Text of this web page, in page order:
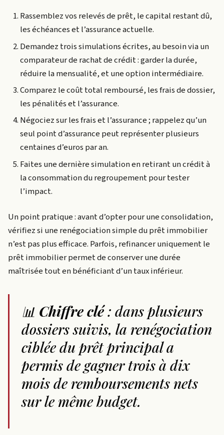
Rassemblez vos relevés de prêt, le capital restant dû,
les échéances et l’assurance actuelle.
Demandez trois simulations écrites, au besoin via un
comparateur de rachat de crédit : garder la durée,
réduire la mensualité, et une option intermédiaire.
Comparez le coût total remboursé, les frais de dossier,
les pénalités et l’assurance.
Négociez sur les frais et l’assurance ; rappelez qu’un
seul point d’assurance peut représenter plusieurs
centaines d’euros par an.
Faites une dernière simulation en retirant un crédit à
la consommation du regroupement pour tester
l’impact.
Un point pratique : avant d’opter pour une consolidation,
vérifiez si une renégociation simple du prêt immobilier
n’est pas plus efficace. Parfois, refinancer uniquement le
prêt immobilier permet de conserver une durée
maîtrisée tout en bénéficiant d’un taux inférieur.
📊 Chiffre clé: dans plusieurs
dossiers suivis, la renégociation
ciblée du prêt principal a
permis de gagner trois à dix
mois de remboursements nets
sur le même budget.